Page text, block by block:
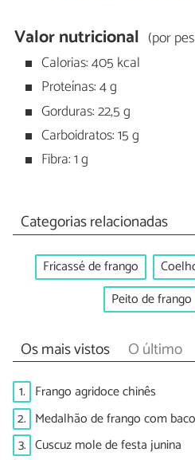
Valor nutricional (por
Calorias: 405 kcal
Proteínas: 4 g
Gorduras: 22,5 g
Carboidratos: 15 g
Fibra: 1 g
Categorias relacionadas
Fricassé de frango
Peito de frango
Os mais vistos O último
1. Frango agridoce chinês
2. Medalhão de frango com
3. Cuscuz mole de festa junina